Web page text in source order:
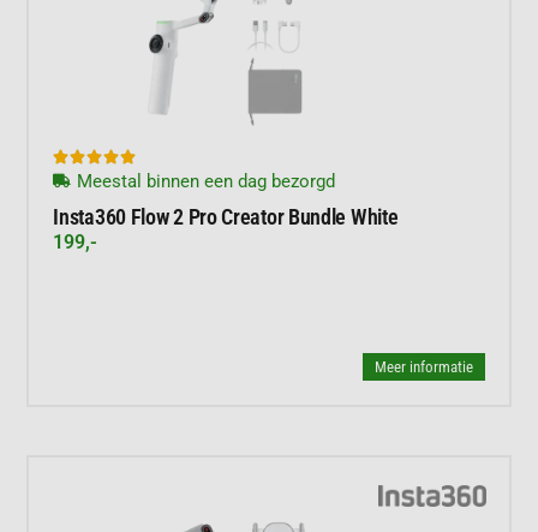

Meestal binnen een dag bezorgd
Insta360 Flow 2 Pro Creator Bundle White
199,-
Meer informatie